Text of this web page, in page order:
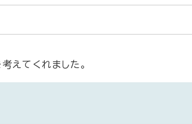
えてくれました。